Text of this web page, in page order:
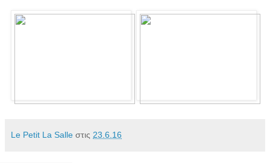
Le Petit La Salle στις 23.6.16